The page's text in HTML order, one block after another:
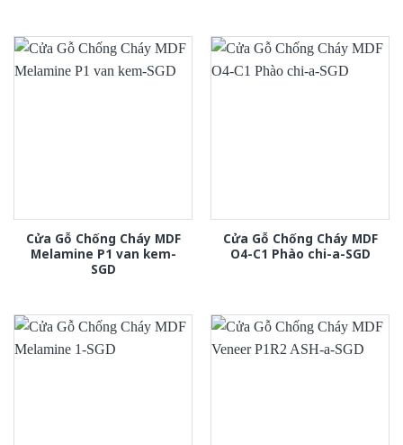
Cửa Gỗ Chống Cháy MDF
Melamine P1 van kem-
SGD
Cửa Gỗ Chống Cháy MDF
O4-C1 Phào chi-a-SGD